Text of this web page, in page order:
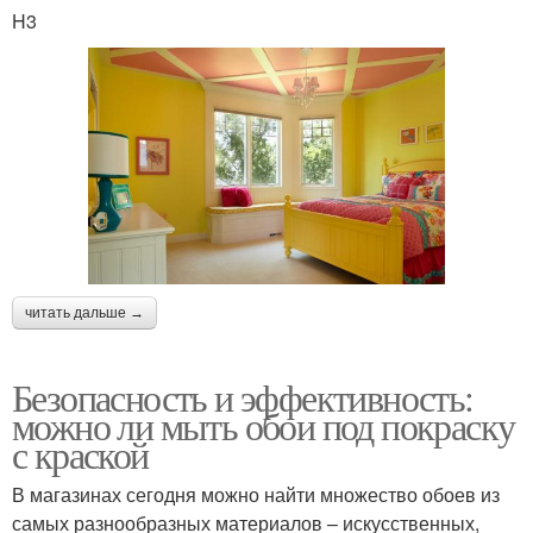
H3
читать дальше →
Безопасность и эффективность:
можно ли мыть обои под покраску
с краской
В магазинах сегодня можно найти множество обоев из
самых разнообразных материалов – искусственных,